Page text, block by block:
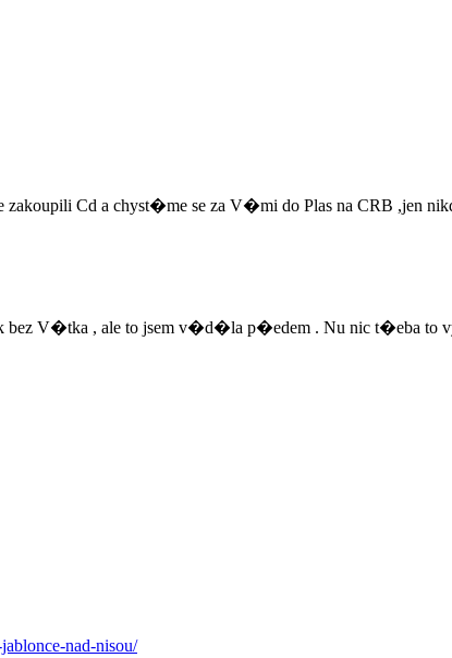
Cd a chyst�me se za V�mi do Plas na CRB ,jen
V�tka , ale to jsem v�d�la p�edem . Nu nic t�eba to
nad-nisou/